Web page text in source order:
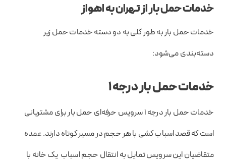
خدمات حمل بار از تهران به اهواز
خدمات حمل بار به طور کلی به دو دسته خدمات حمل زیر
دسته‌بندی می‌شود:
خدمات حمل بار درجه ۱
خدمات حمل بار درجه ۱ سرویس حرفه‌ای حمل بار برای مشتریانی
است که قصد اسباب کشی با هر حجم در مسیر کوتاه دارند. عمده
متقاضیان این سرویس تمایل به انتقال حجم اسباب یک خانه با